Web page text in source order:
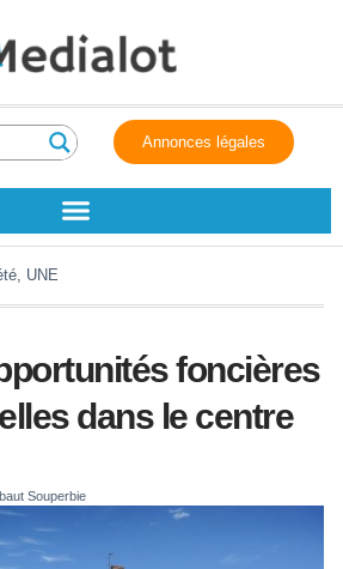
Annonces légales
, UNE
foncières
dans le centre
Souperbie